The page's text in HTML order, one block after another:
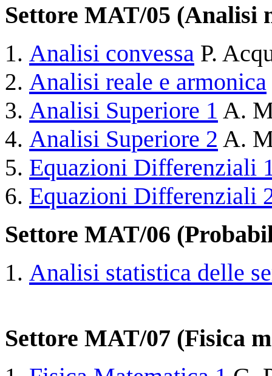
Settore MAT/05 (Analisi
Analisi convessa P.
Analisi reale e armonica
Analisi Superiore 1 A.
Analisi Superiore 2 A.
Equazioni Differenziali
Equazioni Differenziali
Settore MAT/06
Analisi statistica delle
Settore MAT/07 (Fisica